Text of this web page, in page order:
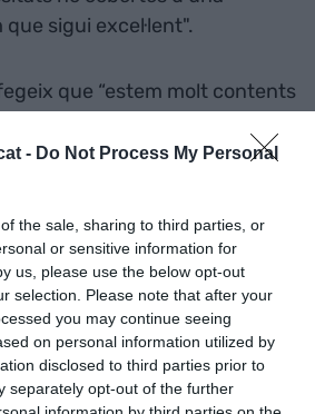
- Do Not Process My Personal
the sale, sharing to third parties, or
or sensitive information for
us, please use the below opt-out
selection. Please note that after your
you may continue seeing
on personal information utilized by
disclosed to third parties prior to
separately opt-out of the further
sigui excel·lent".
que “estem molt contents
d·HEALTH Barcelona i
amb ells per tal
del pacient amb solucions
alhora, els aporti una
a terme un projecte de